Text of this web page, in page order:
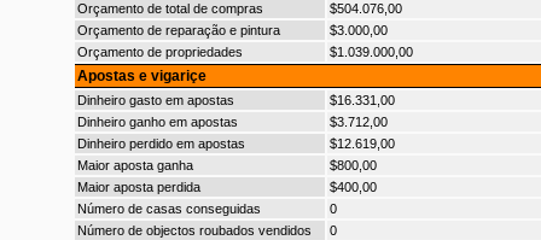
Orçamento de total de compras
$504.076,00
Orçamento de reparação e pintura
$3.000,00
Orçamento de propriedades
$1.039.000,00
Apostas e vigariçe
Dinheiro gasto em apostas
$16.331,00
Dinheiro ganho em apostas
$3.712,00
Dinheiro perdido em apostas
$12.619,00
Maior aposta ganha
$800,00
Maior aposta perdida
$400,00
Número de casas conseguidas
0
Número de objectos roubados vendidos
0